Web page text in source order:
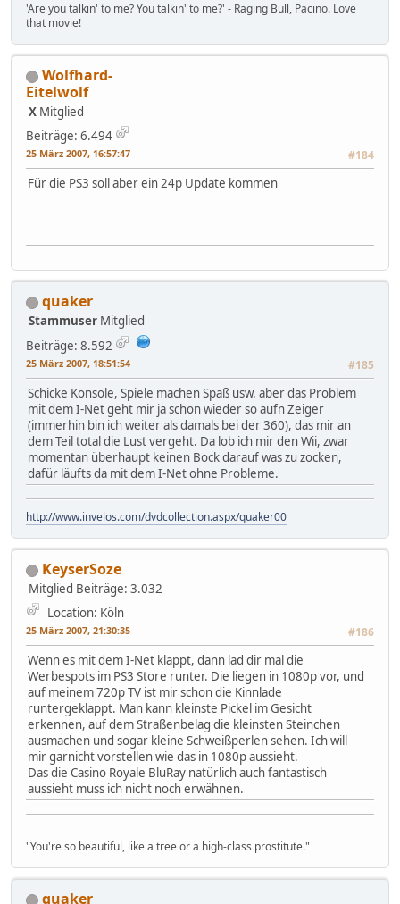
'Are you talkin' to me? You talkin' to me?' - Raging Bull, Pacino. Love
that movie!
Wolfhard-
Eitelwolf
X Mitglied
Beiträge: 6.494
25 März 2007, 16:57:47 #184
Für die PS3 soll aber ein 24p Update kommen
quaker
Stammuser Mitglied
Beiträge: 8.592
25 März 2007, 18:51:54 #185
Schicke Konsole, Spiele machen Spaß usw. aber das Problem
mit dem I-Net geht mir ja schon wieder so aufn Zeiger
(immerhin bin ich weiter als damals bei der 360), das mir an
dem Teil total die Lust vergeht. Da lob ich mir den Wii, zwar
momentan überhaupt keinen Bock darauf was zu zocken,
dafür läufts da mit dem I-Net ohne Probleme.
http://www.invelos.com/dvdcollection.aspx/quaker00
KeyserSoze
Mitglied Beiträge: 3.032
Location: Köln
25 März 2007, 21:30:35 #186
Wenn es mit dem I-Net klappt, dann lad dir mal die
Werbespots im PS3 Store runter. Die liegen in 1080p vor, und
auf meinem 720p TV ist mir schon die Kinnlade
runtergeklappt. Man kann kleinste Pickel im Gesicht
erkennen, auf dem Straßenbelag die kleinsten Steinchen
ausmachen und sogar kleine Schweißperlen sehen. Ich will
mir garnicht vorstellen wie das in 1080p aussieht.
Das die Casino Royale BluRay natürlich auch fantastisch
aussieht muss ich nicht noch erwähnen.
"You're so beautiful, like a tree or a high-class prostitute."
quaker